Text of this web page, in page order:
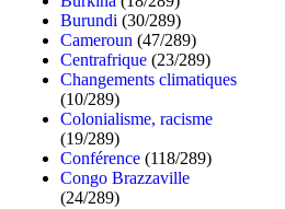
Burundi (30/289)
Cameroun (47/289)
Centrafrique (23/289)
Changements climatiques
(10/289)
Colonialisme, racisme
(19/289)
Conférence (118/289)
Congo Brazzaville
(24/289)